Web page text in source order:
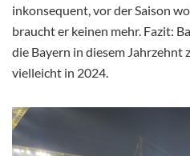
inkonsequent, vor der Saison
braucht er keinen mehr. Fazit:
die Bayern in diesem Jahrzehnt
vielleicht in 2024.